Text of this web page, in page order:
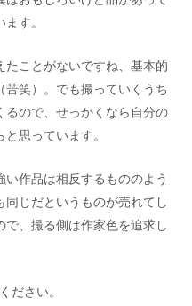
す。
ことがないですね、基本的
笑）。でも撮っていくうち
るので、せっかくなら自分の
思っています。
作品は相反するもののよう
じだというものが売れてし
、撮る側は作家色を追求し
ださい。